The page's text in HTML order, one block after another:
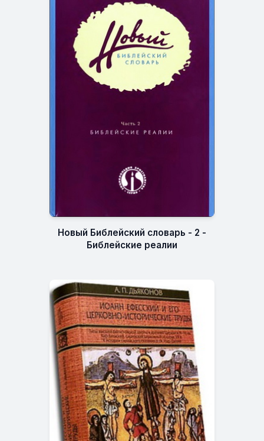
Новый Библейский словарь - 2 -
Библейские реалии